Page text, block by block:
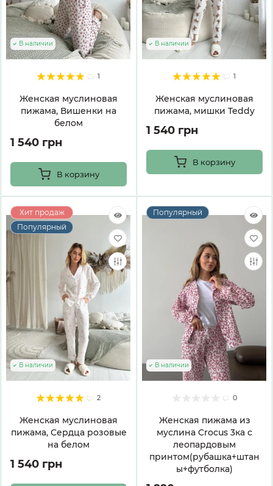
1
Женская муслиновая
пижама, Вишенки на
белом
В наличии
1 540 грн
В корзину
1
Женская муслиновая
пижама, мишки Teddy
В наличии
1 540 грн
В корзину
Хит продаж
Популярный
2
Женская муслиновая
пижама, Сердца розовые
на белом
В наличии
1 540 грн
Популярный
0
Женская пижама из
муслина Crocus 3ка с
леопардовым
принтом(рубашка+штан
ы+футболка)
В наличии